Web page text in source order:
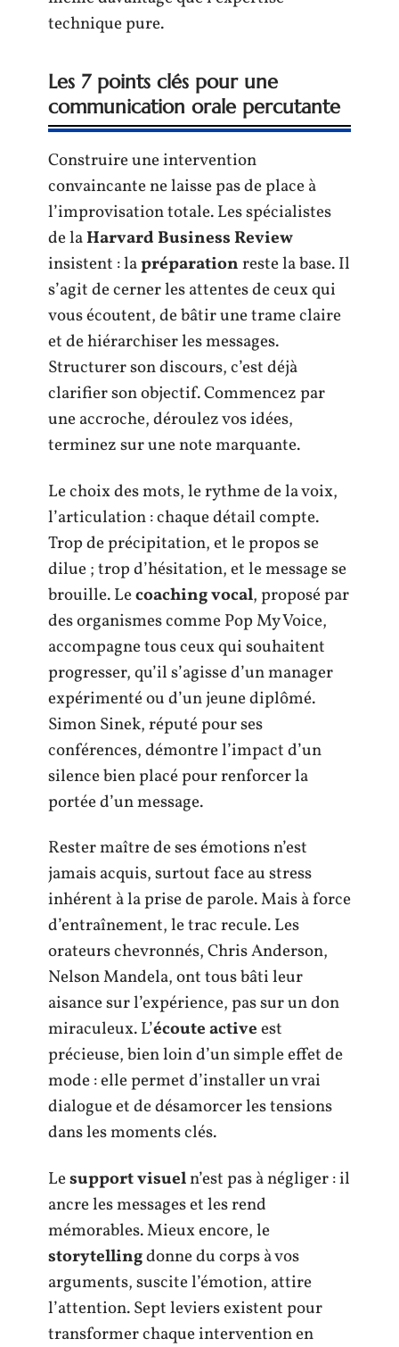
technique pure.
Les 7 points clés pour une
communication orale percutante
Construire une intervention
convaincante ne laisse pas de place à
l’improvisation totale. Les spécialistes
de laHarvard Business Review
insistent : lapréparationreste la base. Il
s’agit de cerner les attentes de ceux qui
vous écoutent, de bâtir une trame claire
et de hiérarchiser les messages.
Structurer son discours, c’est déjà
clarifier son objectif. Commencez par
une accroche, déroulez vos idées,
terminez sur une note marquante.
Le choix des mots, le rythme de la voix,
l’articulation : chaque détail compte.
Trop de précipitation, et le propos se
dilue ; trop d’hésitation, et le message se
brouille. Lecoaching vocal, proposé par
des organismes comme Pop My Voice,
accompagne tous ceux qui souhaitent
progresser, qu’il s’agisse d’un manager
expérimenté ou d’un jeune diplômé.
Simon Sinek, réputé pour ses
conférences, démontre l’impact d’un
silence bien placé pour renforcer la
portée d’un message.
Rester maître de ses émotions n’est
jamais acquis, surtout face au stress
inhérent à la prise de parole. Mais à force
d’entraînement, le trac recule. Les
orateurs chevronnés, Chris Anderson,
Nelson Mandela, ont tous bâti leur
aisance sur l’expérience, pas sur un don
miraculeux. L’écoute activeest
précieuse, bien loin d’un simple effet de
mode : elle permet d’installer un vrai
dialogue et de désamorcer les tensions
dans les moments clés.
Lesupport visueln’est pas à négliger : il
ancre les messages et les rend
mémorables. Mieux encore, le
storytellingdonne du corps à vos
arguments, suscite l’émotion, attire
l’attention. Sept leviers existent pour
transformer chaque intervention en